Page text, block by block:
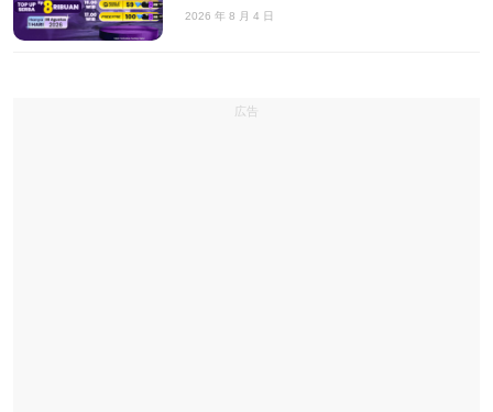
2026 年 8 月 4 日
広告